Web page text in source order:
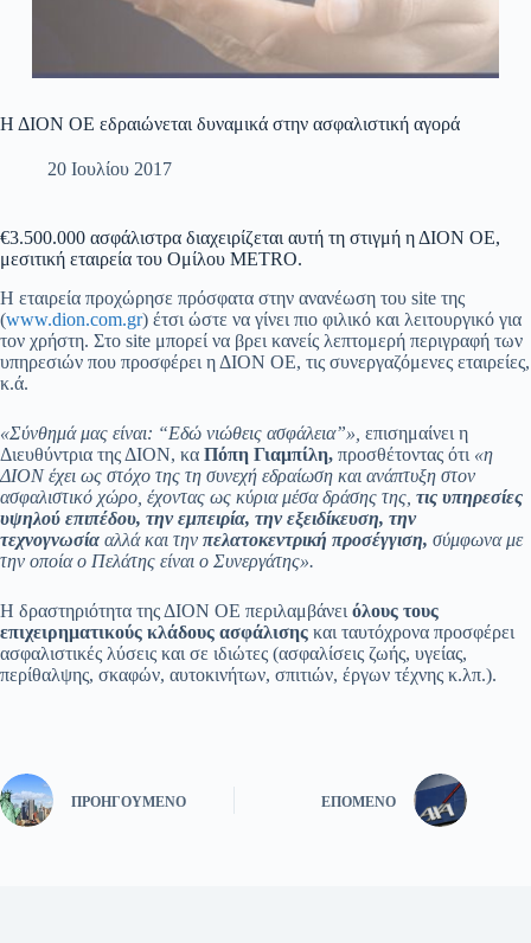
Η ΔΙΟΝ ΟΕ εδραιώνεται δυναμικά στην ασφαλιστική αγορά
20 Ιουλίου 2017
€3.500.000 ασφάλιστρα διαχειρίζεται αυτή τη στιγμή η ΔΙΟΝ ΟΕ,
μεσιτική εταιρεία του Ομίλου METRO.
Η εταιρεία προχώρησε πρόσφατα στην ανανέωση του site της
(www.dion.com.gr) έτσι ώστε να γίνει πιο φιλικό και λειτουργικό για
τον χρήστη. Στο site μπορεί να βρει κανείς λεπτομερή περιγραφή των
υπηρεσιών που προσφέρει η ΔΙΟΝ ΟΕ, τις συνεργαζόμενες εταιρείες,
κ.ά.
«Σύνθημά μας είναι: “Εδώ νιώθεις ασφάλεια”», επισημαίνει η
Διευθύντρια της ΔΙΟΝ, κα Πόπη Γιαμπίλη, προσθέτοντας ότι «η
ΔΙΟΝ έχει ως στόχο της τη συνεχή εδραίωση και ανάπτυξη στον
ασφαλιστικό χώρο, έχοντας ως κύρια μέσα δράσης της, τις υπηρεσίες
υψηλού επιπέδου, την εμπειρία, την εξειδίκευση, την
τεχνογνωσία αλλά και την πελατοκεντρική προσέγγιση, σύμφωνα με
την οποία ο Πελάτης είναι ο Συνεργάτης».
Η δραστηριότητα της ΔΙΟΝ ΟΕ περιλαμβάνει όλους τους
επιχειρηματικούς κλάδους ασφάλισης και ταυτόχρονα προσφέρει
ασφαλιστικές λύσεις και σε ιδιώτες (ασφαλίσεις ζωής, υγείας,
περίθαλψης, σκαφών, αυτοκινήτων, σπιτιών, έργων τέχνης κ.λπ.).
ΠΡΟΗΓΟΎΜΕΝΟ ΕΠΌΜΕΝΟ